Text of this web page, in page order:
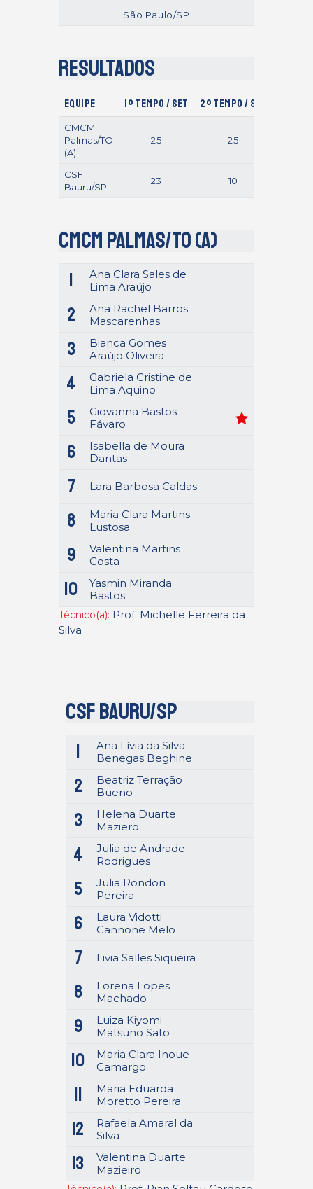
São Paulo/SP
Resultados
Equipe 1º Tempo / Set 2º Tempo / Set
CMCM
Palmas/TO
(A)
25 25
CSF
Bauru/SP
23 10
CMCM Palmas/TO (A)
1
Ana Clara Sales de
Lima Araújo
2
Ana Rachel Barros
Mascarenhas
3
Bianca Gomes
Araújo Oliveira
4
Gabriela Cristine de
Lima Aquino
5
Giovanna Bastos
Fávaro
6
Isabella de Moura
Dantas
7 Lara Barbosa Caldas
8
Maria Clara Martins
Lustosa
9
Valentina Martins
Costa
10
Yasmin Miranda
Bastos
Técnico(a): Prof. Michelle Ferreira da
Silva
CSF Bauru/SP
1
Ana Lívia da Silva
Benegas Beghine
2
Beatriz Terração
Bueno
3
Helena Duarte
Maziero
4
Julia de Andrade
Rodrigues
5
Julia Rondon
Pereira
6
Laura Vidotti
Cannone Melo
7 Livia Salles Siqueira
8
Lorena Lopes
Machado
9
Luiza Kiyomi
Matsuno Sato
10
Maria Clara Inoue
Camargo
11
Maria Eduarda
Moretto Pereira
12
Rafaela Amaral da
Silva
13
Valentina Duarte
Mazieiro